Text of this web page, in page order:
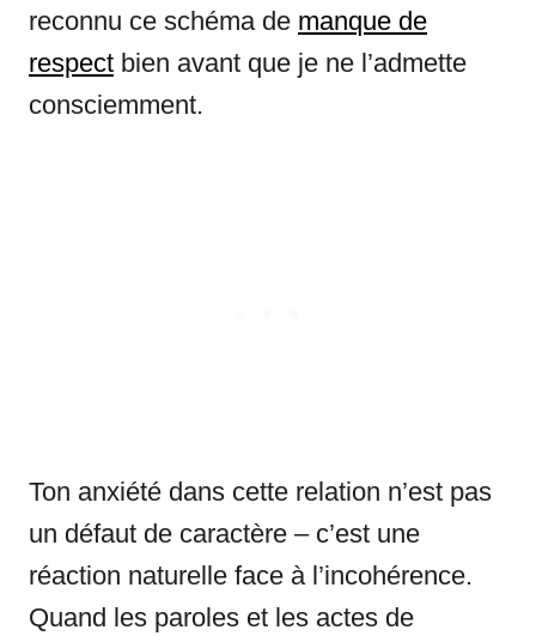
reconnu ce schéma de manque de
respect bien avant que je ne l’admette
consciemment.
Ton anxiété dans cette relation n’est pas
un défaut de caractère – c’est une
réaction naturelle face à l’incohérence.
Quand les paroles et les actes de